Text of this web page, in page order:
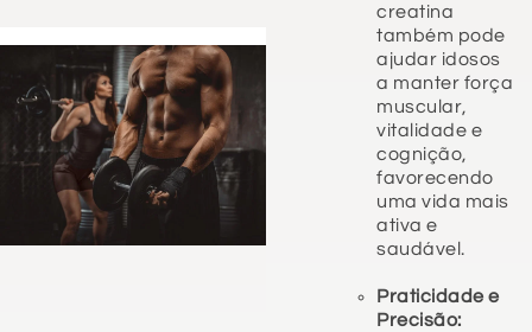
creatina
também pode
ajudar idosos
a manter força
muscular,
vitalidade e
cognição,
favorecendo
uma vida mais
ativa e
saudável.
Praticidade e
Precisão: